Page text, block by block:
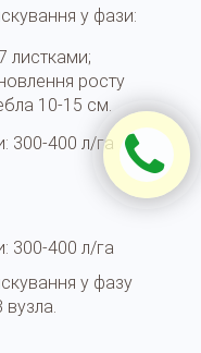
у фази:
листками;
росту
10-15 см.
300-400 л/га
300-400 л/га
у фазу
вузла.